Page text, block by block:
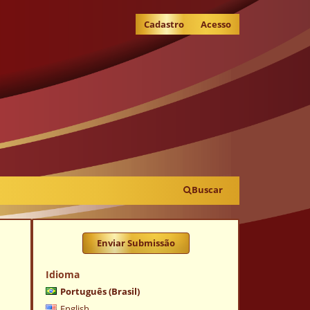
Cadastro Acesso
Buscar
Enviar Submissão
Idioma
Português (Brasil)